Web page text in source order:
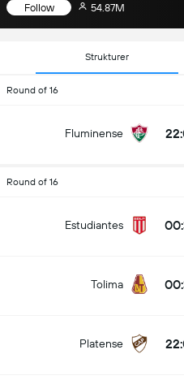
Follow 54.87M
Strukturer
Round of 16
Fluminense
Round of 16
Estudiantes
Tolima
Platense